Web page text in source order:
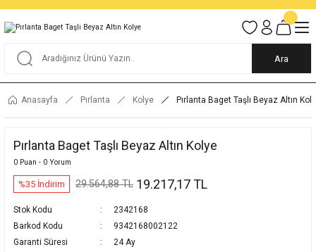
Tüm Alışverişlerde KARGO BEDAVA
Garantili Ve Sigortalı Kargo
Ankara İçi Elden Teslimat İmkanı
24/7 Müşteri Destek Hizmeti
Ara
Anasayfa Pırlanta Kolye Pırlanta Baget Taşlı Beyaz Altın
Pırlanta Baget Taşlı Beyaz Altın Kolye
0 Puan - 0 Yorum
%35 İndirim 29.564,88 TL 19.217,17 TL
Stok Kodu
2342168
Barkod Kodu
9342168002122
Garanti Süresi
24 Ay